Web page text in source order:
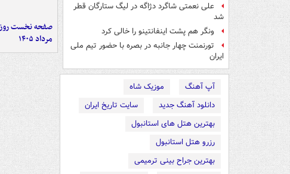
علی نعمتی شاگرد دژاگه در لیگ ستارگان قطر
شد
ونگر هم پشت اینفانتینو را خالی کرد
تورنمنت چهار جانبه در بصره با حضور تیم ملی
ایران
آپ آهنگ
موزیک شاه
دانلود آهنگ جدید
سایت تاریخ ایران
بهترین هتل های استانبول
رزرو هتل استانبول
بهترین جراح بینی ترمیمی
مرداد ۱۴۰۵